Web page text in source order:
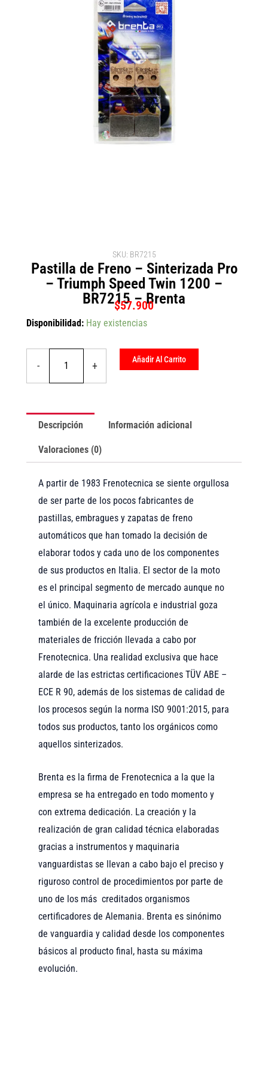
SKU: BR7215
Pastilla de Freno – Sinterizada Pro
– Triumph Speed Twin 1200 –
BR7215 – Brenta
$57.900
Disponibilidad: Hay existencias
-
Pastilla
Sinterizada
Speed
Twin
BR7215
Brenta
cantidad
+
Añadir Al Carrito
Descripción Información adicional
Valoraciones (0)
A partir de 1983 Frenotecnica se siente orgullosa
de ser parte de los pocos fabricantes de
pastillas, embragues y zapatas de freno
automáticos que han tomado la decisión de
elaborar todos y cada uno de los componentes
de sus productos en Italia. El sector de la moto
es el principal segmento de mercado aunque no
el único. Maquinaria agrícola e industrial goza
también de la excelente producción de
materiales de fricción llevada a cabo por
Frenotecnica. Una realidad exclusiva que hace
alarde de las estrictas certificaciones TÜV ABE –
ECE R 90, además de los sistemas de calidad de
los procesos según la norma ISO 9001:2015, para
todos sus productos, tanto los orgánicos como
aquellos sinterizados.
Brenta es la firma de Frenotecnica a la que la
empresa se ha entregado en todo momento y
con extrema dedicación. La creación y la
realización de gran calidad técnica elaboradas
gracias a instrumentos y maquinaria
vanguardistas se llevan a cabo bajo el preciso y
riguroso control de procedimientos por parte de
uno de los más creditados organismos
certificadores de Alemania. Brenta es sinónimo
de vanguardia y calidad desde los componentes
básicos al producto final, hasta su máxima
evolución.